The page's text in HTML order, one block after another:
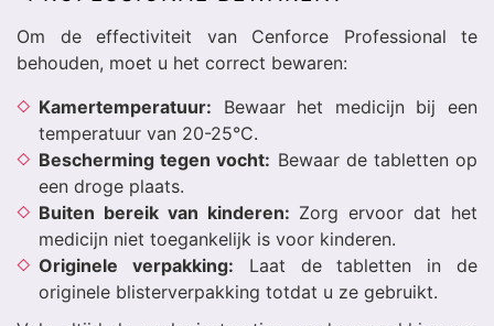
Om de effectiviteit van Cenforce Professional te
behouden, moet u het correct bewaren:
Kamertemperatuur: Bewaar het medicijn bij een
temperatuur van 20-25°C.
Bescherming tegen vocht: Bewaar de tabletten op
een droge plaats.
Buiten bereik van kinderen: Zorg ervoor dat het
medicijn niet toegankelijk is voor kinderen.
Originele verpakking: Laat de tabletten in de
originele blisterverpakking totdat u ze gebruikt.